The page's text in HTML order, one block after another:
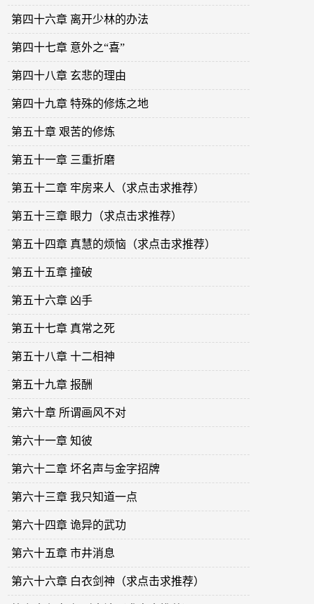
第四十六章 离开少林的办法
第四十七章 意外之“喜”
第四十八章 玄悲的理由
第四十九章 特殊的修炼之地
第五十章 艰苦的修炼
第五十一章 三重折磨
第五十二章 牢房来人（求点击求推荐）
第五十三章 眼力（求点击求推荐）
第五十四章 真慧的烦恼（求点击求推荐）
第五十五章 撞破
第五十六章 凶手
第五十七章 真常之死
第五十八章 十二相神
第五十九章 报酬
第六十章 所谓画风不对
第六十一章 知彼
第六十二章 坏名声与金字招牌
第六十三章 我只知道一点
第六十四章 诡异的武功
第六十五章 市井消息
第六十六章 白衣剑神（求点击求推荐）